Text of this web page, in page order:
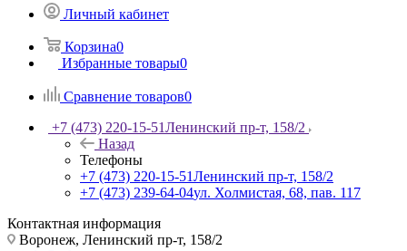
Личный кабинет
Корзина0
Избранные товары0
Сравнение товаров0
+7 (473) 220-15-51Ленинский пр-т, 158/2
Назад
Телефоны
+7 (473) 220-15-51Ленинский пр-т, 158/2
+7 (473) 239-64-04ул. Холмистая, 68, пав. 117
Контактная информация
Воронеж, Ленинский пр-т, 158/2